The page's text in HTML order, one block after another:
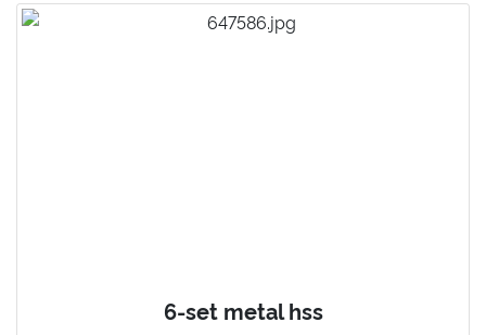
6-set metal hss